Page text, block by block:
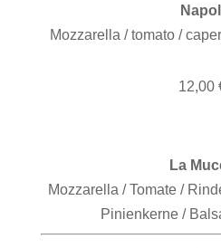
Mozzarella / tomato /
12,00
La
Mozzarella / Tomate /
Pinienkerne /